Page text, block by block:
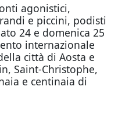
agonistici,
e piccini, podisti
24 e domenica 25
internazionale
città di Aosta e
Saint-Christophe,
e centinaia di